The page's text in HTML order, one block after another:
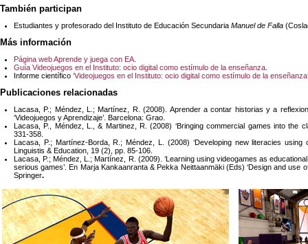
También participan
Estudiantes y profesorado del Instituto de Educación Secundaria Manuel de Falla
Más información
Página web Aprende y juega con EA
Guía Videojuegos en el Instituto: ocio digital como estímulo de la enseñanza
Informe científico ‘Videojuegos en el Instituto: ocio digital como estímulo de la
Publicaciones relacionadas
Lacasa, P.; Méndez, L.; Martínez, R. (2008). Aprender a contar historias y a
‘Videojuegos y Aprendizaje’. Barcelona: Grao.
Lacasa, P., Méndez, L., & Martinez, R. (2008) ‘Bringing commercial games into the
331-358.
Lacasa, P.; Martínez-Borda, R.; Méndez, L. (2008) ‘Developing new literacies using
Linguistis & Education, 19 (2), pp. 85-106.
Lacasa, P.; Méndez, L.; Martínez, R. (2009). ‘Learning using videogames as
serious games’. En Marja Kankaanranta & Pekka Neittaanmäki (Eds) ‘Design and use
Springer.